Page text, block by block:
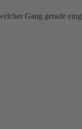
Gang gerade